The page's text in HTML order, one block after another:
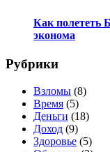
Как полететь
эконома
Рубрики
Взломы (8)
Время (5)
Деньги (18)
Доход (9)
Здоровье (5)